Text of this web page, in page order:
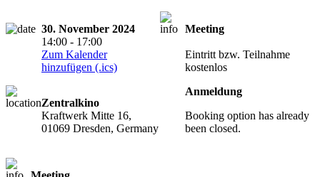
30. November 2024
14:00 - 17:00
Zum Kalender
hinzufügen (.ics)
Zentralkino
Kraftwerk Mitte 16,
01069 Dresden, Germany
Meeting
Eintritt bzw. Teilnahme
kostenlos
Anmeldung
Booking option has already
been closed.